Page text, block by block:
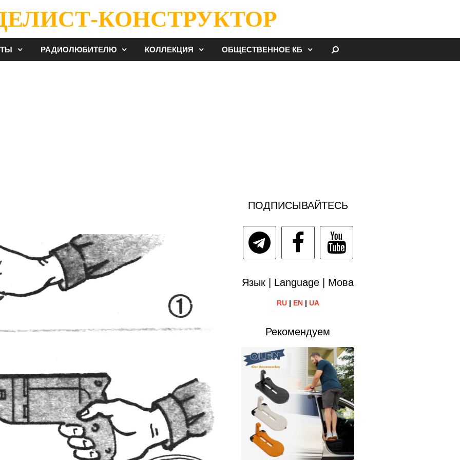
КОНСТРУКТОР
РАДИОЛЮБИТЕЛЮ КОЛЛЕКЦИЯ ОБЩЕСТВЕННОЕ КБ
ПОДПИСЫВАЙТЕСЬ
Язык | Language | Мова
RU| EN| UA
Рекомендуем